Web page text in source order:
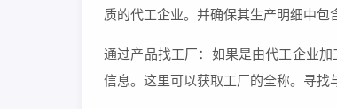
质的代工企业。并确保其生产明细中包
通过产品找工厂：如果是由代工企业
信息。这里可以获取工厂的全称。寻找